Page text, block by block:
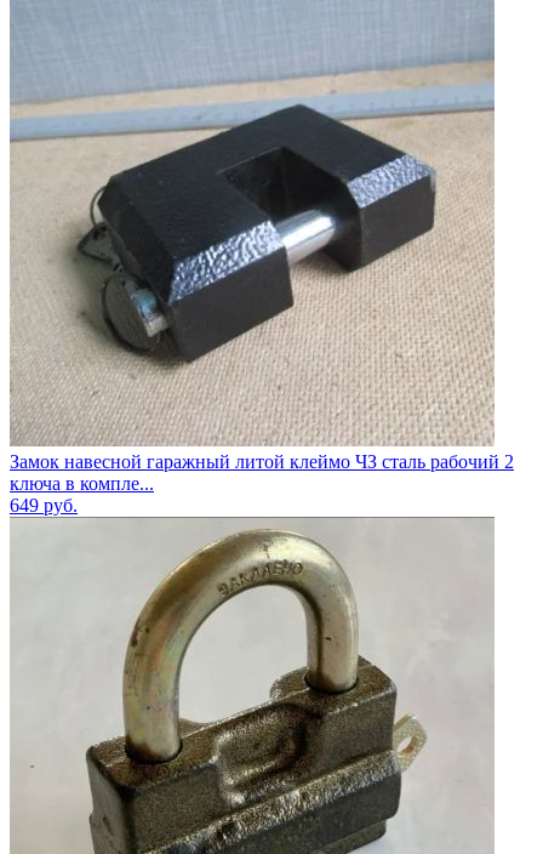
Замок навесной гаражный литой клеймо ЧЗ сталь рабочий 2
ключа в компле...
649 руб.